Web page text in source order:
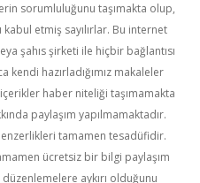
sorumluluğunu taşımakta olup,
etmiş sayılırlar. Bu internet
şahıs şirketi ile hiçbir bağlantısı
kendi hazırladığımız makaleler
haber niteliği taşımamakta
paylaşım yapılmamaktadır.
tamamen tesadüfidir.
ücretsiz bir bilgi paylaşım
aykırı olduğunu